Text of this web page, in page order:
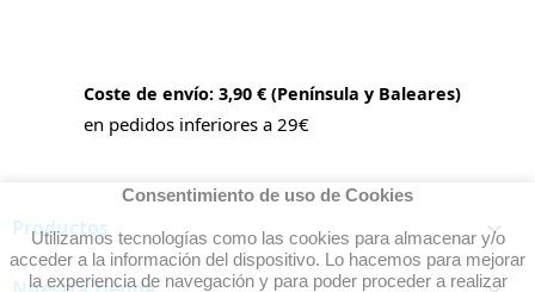
Coste de envío: 3,90 € (Península y Baleares)
en pedidos inferiores a 29€
Productos 
Consentimiento de uso de Cookies
Utilizamos tecnologías como las cookies para almacenar y/o
acceder a la información del dispositivo. Lo hacemos para mejorar
la experiencia de navegación y para poder proceder a realizar